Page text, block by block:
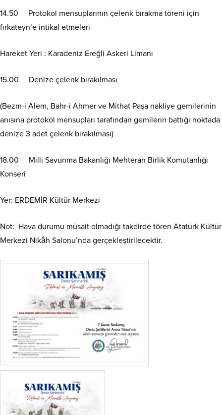
14.50 Protokol mensuplarının çelenk bırakma töreni için
fırkateyn’e intikal etmeleri
Hareket Yeri : Karadeniz Ereğli Askeri Limanı
15.00 Denize çelenk bırakılması
(Bezm-i Alem, Bahr-i Ahmer ve Mithat Paşa nakliye gemilerinin
anısına protokol mensupları tarafından gemilerin battığı noktada
denize 3 adet çelenk bırakılması)
18.00 Milli Savunma Bakanlığı Mehteran Birlik Komutanlığı
Konseri
Yer: ERDEMİR Kültür Merkezi
Not: Hava durumu müsait olmadığı takdirde tören Atatürk Kültür
Merkezi Nikâh Salonu’nda gerçekleştirilecektir.